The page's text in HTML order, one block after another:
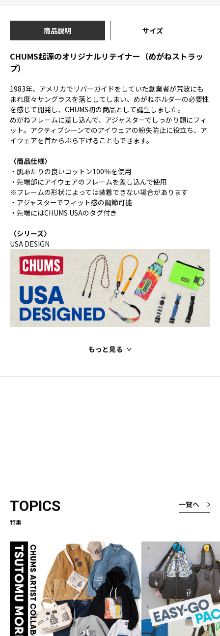
商品説明 サイズ
CHUMS起源のオリジナルリテイナー（めがねストラッ
プ）
1983年、アメリカでリバーガイドをしていた創業者が荒波にも
まれ度々サングラスを落としてしまい、めがねホルダーの必要性
を感じて開発し、CHUMS初の商品として誕生しました。
めがねフレームに差し込んで、アジャスターでしっかり頭にフィ
ット。アクティブシーンでのアイウェアの紛失防止に役立ち、ア
イウェアを首からぶら下げることもできます。
〈商品仕様〉
・肌あたりの良いコットン100％を使用
・先端部にアイウェアのフレームを差し込んで使用
※フレームの形状によっては装着できない場合があります
・アジャスターでフィット感の調節可能
・先端にはCHUMS USAのタグ付き
〈シリーズ〉
USA DESIGN
もっと見る
TOPICS
特集
一覧へ